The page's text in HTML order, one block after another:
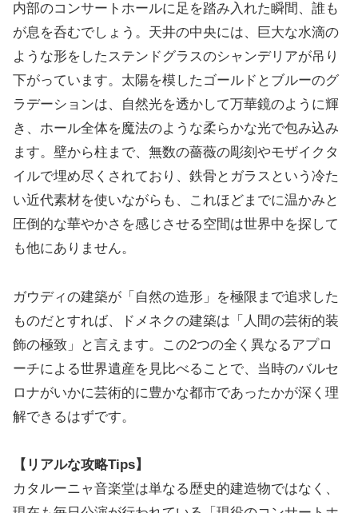
内部のコンサートホールに足を踏み入れた瞬間、誰も
が息を呑むでしょう。天井の中央には、巨大な水滴の
ような形をしたステンドグラスのシャンデリアが吊り
下がっています。太陽を模したゴールドとブルーのグ
ラデーションは、自然光を透かして万華鏡のように輝
き、ホール全体を魔法のような柔らかな光で包み込み
ます。壁から柱まで、無数の薔薇の彫刻やモザイクタ
イルで埋め尽くされており、鉄骨とガラスという冷た
い近代素材を使いながらも、これほどまでに温かみと
圧倒的な華やかさを感じさせる空間は世界中を探して
も他にありません。
ガウディの建築が「自然の造形」を極限まで追求した
ものだとすれば、ドメネクの建築は「人間の芸術的装
飾の極致」と言えます。この2つの全く異なるアプロ
ーチによる世界遺産を見比べることで、当時のバルセ
ロナがいかに芸術的に豊かな都市であったかが深く理
解できるはずです。
【リアルな攻略Tips】
カタルーニャ音楽堂は単なる歴史的建造物ではなく、